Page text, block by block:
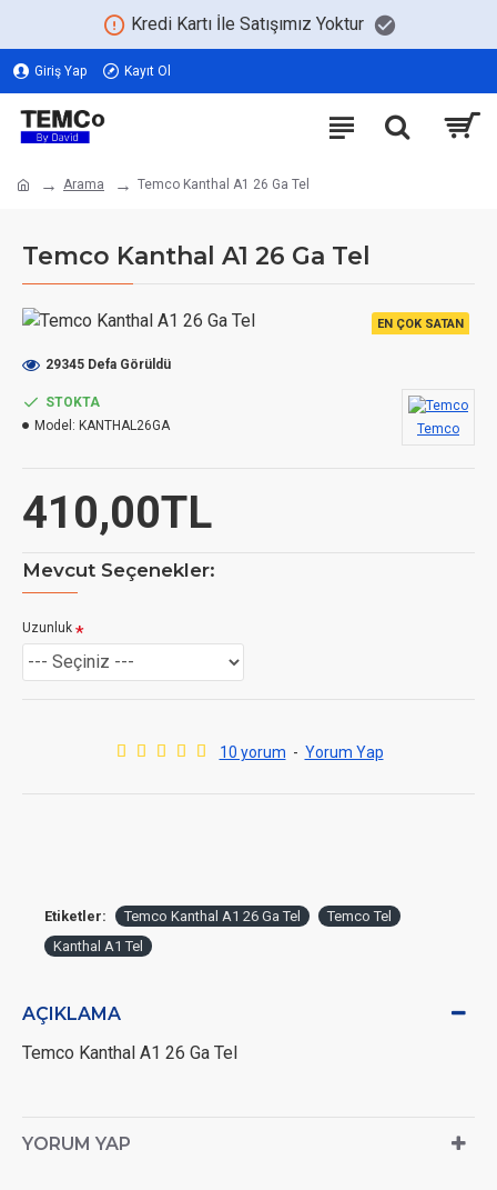
Kredi Kartı İle Satışımız Yoktur
Giriş Yap Kayıt Ol
Arama Temco Kanthal A1 26 Ga Tel
Temco Kanthal A1 26 Ga Tel
EN ÇOK SATAN
10 yorum - Yorum Yap
410,00TL
STOKTA
Model: KANTHAL26GA Temco
29345 Defa Görüldü
Mevcut Seçenekler:
Uzunluk
Etiketler: Temco Kanthal A1 26 Ga Tel
Temco Tel
Kanthal A1 Tel
AÇIKLAMA
Temco Kanthal A1 26 Ga Tel
YORUM YAP